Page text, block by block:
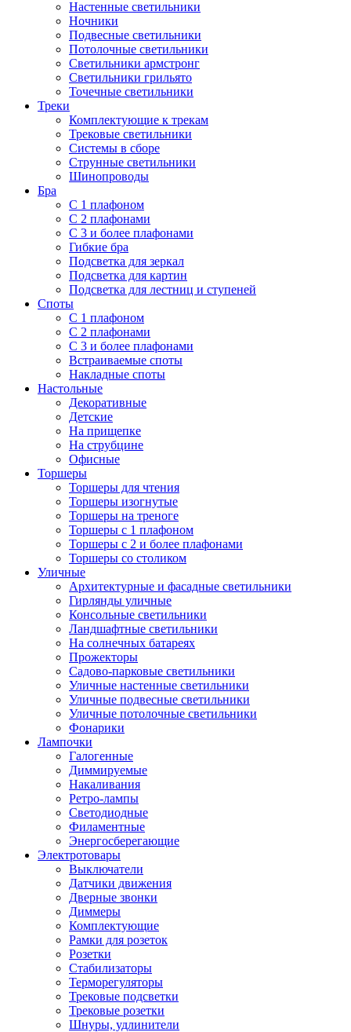
Настенные светильники
Ночники
Подвесные светильники
Потолочные светильники
Светильники армстронг
Светильники грильято
Точечные светильники
Треки
Комплектующие к трекам
Трековые светильники
Системы в сборе
Струнные светильники
Шинопроводы
Бра
С 1 плафоном
С 2 плафонами
С 3 и более плафонами
Гибкие бра
Подсветка для зеркал
Подсветка для картин
Подсветка для лестниц и ступеней
Споты
С 1 плафоном
С 2 плафонами
С 3 и более плафонами
Встраиваемые споты
Накладные споты
Настольные
Декоративные
Детские
На прищепке
На струбцине
Офисные
Торшеры
Торшеры для чтения
Торшеры изогнутые
Торшеры на треноге
Торшеры с 1 плафоном
Торшеры с 2 и более плафонами
Торшеры со столиком
Уличные
Архитектурные и фасадные светильники
Гирлянды уличные
Консольные светильники
Ландшафтные светильники
На солнечных батареях
Прожекторы
Садово-парковые светильники
Уличные настенные светильники
Уличные подвесные светильники
Уличные потолочные светильники
Фонарики
Лампочки
Галогенные
Диммируемые
Накаливания
Ретро-лампы
Светодиодные
Филаментные
Энергосберегающие
Электротовары
Выключатели
Датчики движения
Дверные звонки
Диммеры
Комплектующие
Рамки для розеток
Розетки
Стабилизаторы
Терморегуляторы
Трековые подсветки
Трековые розетки
Шнуры, удлинители